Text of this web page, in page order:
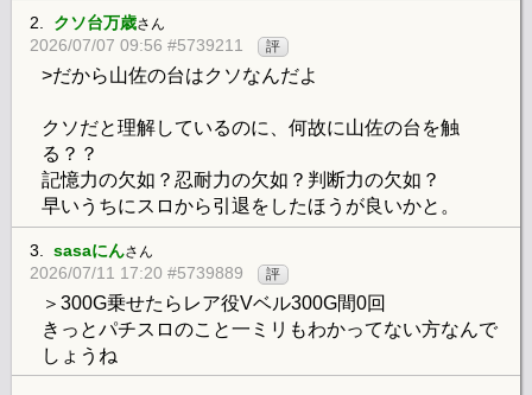
2. クソ台万歳さん
2026/07/07 09:56 #5739211 評
>だから山佐の台はクソなんだよ
クソだと理解しているのに、何故に山佐の台を触
る？？
記憶力の欠如？忍耐力の欠如？判断力の欠如？
早いうちにスロから引退をしたほうが良いかと。
3. sasaにんさん
2026/07/11 17:20 #5739889 評
＞300G乗せたらレア役Vベル300G間0回
きっとパチスロのこと一ミリもわかってない方なんで
しょうね